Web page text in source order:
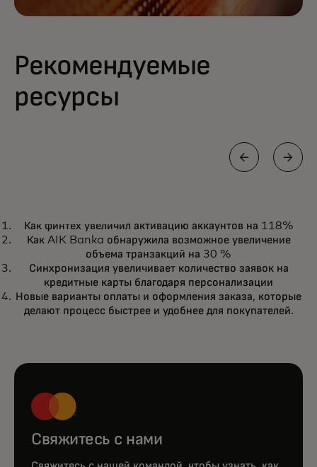
Рекомендуемые
ресурсы
Четыре европейских подхода к
открытому банкингу
Подробнееopens in a new tab
Как финтех увеличил активацию аккаунтов на 118%
Как AIK Banka обнаружила возможное увеличение
объема транзакций на 30 %
Синхронизация увеличивает количество заявок на
кредитные карты благодаря персонализации
Новые варианты оплаты и оформления заказа, которые
делают процесс быстрее и удобнее для покупателей.
Свяжитесь с нами